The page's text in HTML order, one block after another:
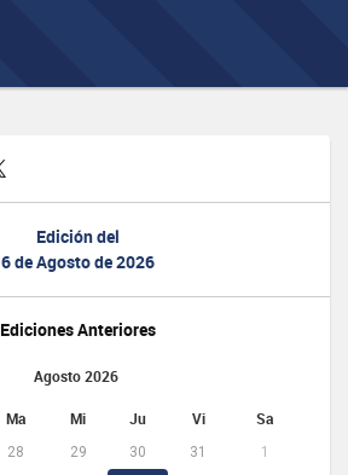
Edición del
6 de Agosto de 2026
Ediciones Anteriores
Agosto 2026
Ma Mi Ju Vi Sa
28 29 30 31
1